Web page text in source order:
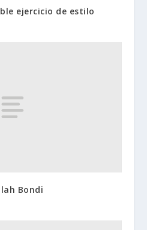
ejercicio de estilo
Bondi